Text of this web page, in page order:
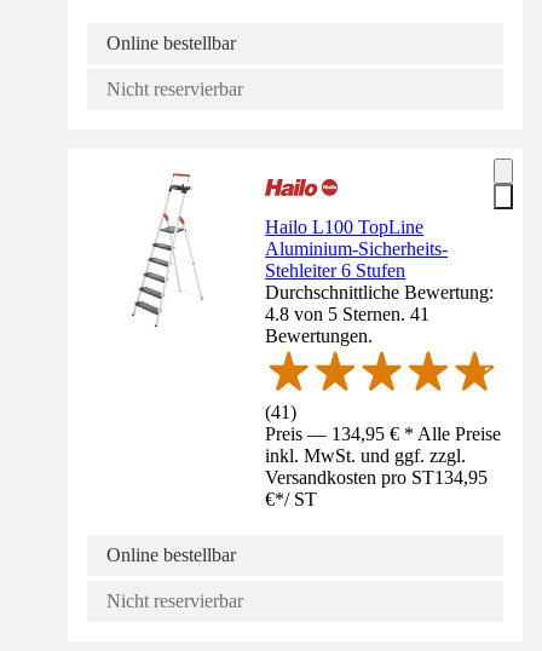
Online bestellbar
Nicht reservierbar
Hailo L100 TopLine
Aluminium-Sicherheits-
Stehleiter 6 Stufen
Durchschnittliche Bewertung:
4.8 von 5 Sternen. 41
Bewertungen.
(41)
Preis — 134,95 € * Alle Preise
inkl. MwSt. und ggf. zzgl.
Versandkosten pro ST134,95
€*/ ST
Online bestellbar
Nicht reservierbar